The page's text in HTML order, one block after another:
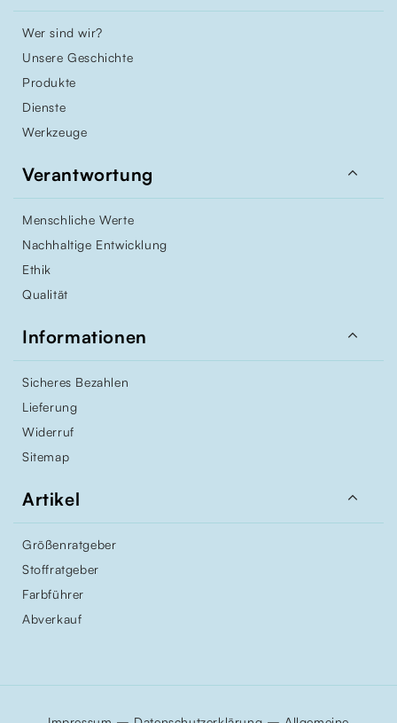
Wer sind wir?
Unsere Geschichte
Produkte
Dienste
Werkzeuge
Verantwortung 
Menschliche Werte
Nachhaltige Entwicklung
Ethik
Qualität
Informationen 
Sicheres Bezahlen
Lieferung
Widerruf
Sitemap
Artikel 
Größenratgeber
Stoffratgeber
Farbführer
Abverkauf